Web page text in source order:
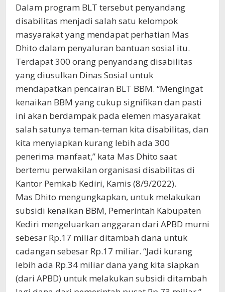
Dalam program BLT tersebut penyandang
disabilitas menjadi salah satu kelompok
masyarakat yang mendapat perhatian Mas
Dhito dalam penyaluran bantuan sosial itu.
Terdapat 300 orang penyandang disabilitas
yang diusulkan Dinas Sosial untuk
mendapatkan pencairan BLT BBM. “Mengingat
kenaikan BBM yang cukup signifikan dan pasti
ini akan berdampak pada elemen masyarakat
salah satunya teman-teman kita disabilitas, dan
kita menyiapkan kurang lebih ada 300
penerima manfaat,” kata Mas Dhito saat
bertemu perwakilan organisasi disabilitas di
Kantor Pemkab Kediri, Kamis (8/9/2022).
Mas Dhito mengungkapkan, untuk melakukan
subsidi kenaikan BBM, Pemerintah Kabupaten
Kediri mengeluarkan anggaran dari APBD murni
sebesar Rp.17 miliar ditambah dana untuk
cadangan sebesar Rp.17 miliar. “Jadi kurang
lebih ada Rp.34 miliar dana yang kita siapkan
(dari APBD) untuk melakukan subsidi ditambah